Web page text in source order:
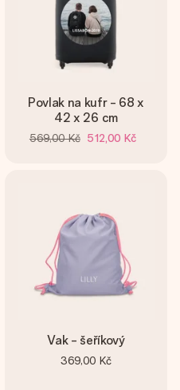
Povlak na kufr - 68 x
42 x 26 cm
569,00 Kč 512,00 Kč
Vak - šeříkový
369,00 Kč